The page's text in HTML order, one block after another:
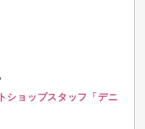
ショップスタッフ「デニ